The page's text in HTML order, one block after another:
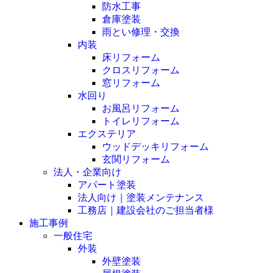
防水工事
倉庫塗装
雨とい修理・交換
内装
床リフォーム
クロスリフォーム
窓リフォーム
水回り
お風呂リフォーム
トイレリフォーム
エクステリア
ウッドデッキリフォーム
玄関リフォーム
法人・企業向け
アパート塗装
法人向け｜塗装メンテナンス
工務店｜建設会社のご担当者様
施工事例
一般住宅
外装
外壁塗装